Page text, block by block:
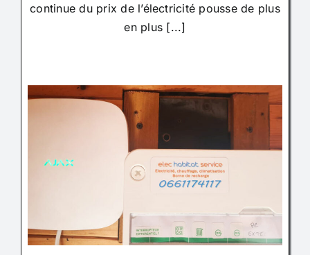
continue du prix de l’électricité pousse de plus
en plus [...]